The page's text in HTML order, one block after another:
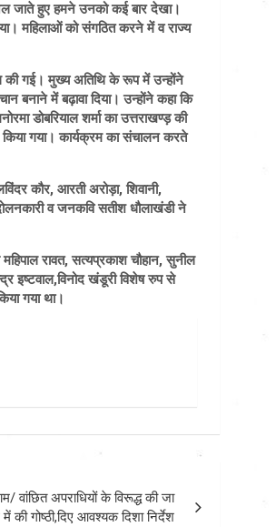
जाते हुए हमने उनको कई बार देखा।
महिलाओं को संगठित करने में व राज्य
की गई। मुख्य अतिथि के रूप में उन्होंने
में बढ़ावा दिया। उन्होंने कहा कि
डोबरियाल शर्मा का उत्तराखण्ड़ की
गया। कार्यक्रम का संचालन करते
कौर, आरती अरोड़ा, शिवानी,
व जनकवि सतीश धौलाखंडी ने
रावत, सत्यप्रकाश चौहान, सुनील
इष्टवाल,विनोद खंडूरी विशेष रुप से
गया था।
वांछित अपराधियों के विरूद्ध की जा
में की गोष्ठी,दिए आवश्यक दिशा निर्देश